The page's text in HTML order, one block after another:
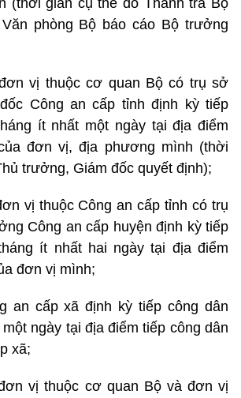
phòng Bộ báo cáo Bộ trưởng
vị thuộc cơ quan Bộ có trụ sở
Công an cấp tỉnh định kỳ tiếp
ít nhất một ngày tại địa điểm
đơn vị, địa phương mình (thời
trưởng, Giám đốc quyết định);
vị thuộc Công an cấp tỉnh có trụ
Công an cấp huyện định kỳ tiếp
ít nhất hai ngày tại địa điểm
đơn vị mình;
an cấp xã định kỳ tiếp công dân
ngày tại địa điểm tiếp công dân
xã;
vị thuộc cơ quan Bộ và đơn vị